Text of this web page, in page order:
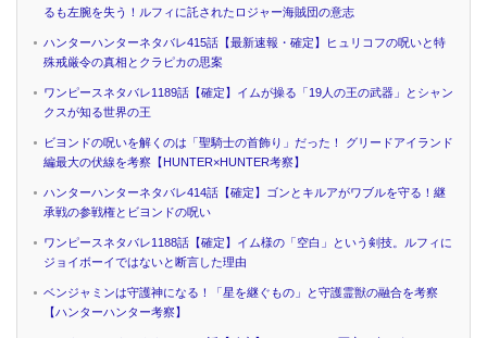
るも左腕を失う！ルフィに託されたロジャー海賊団の意志
ハンターハンターネタバレ415話【最新速報・確定】ヒュリコフの呪いと特
殊戒厳令の真相とクラピカの思案
ワンピースネタバレ1189話【確定】イムが操る「19人の王の武器」とシャン
クスが知る世界の王
ビヨンドの呪いを解くのは「聖騎士の首飾り」だった！ グリードアイランド
編最大の伏線を考察【HUNTER×HUNTER考察】
ハンターハンターネタバレ414話【確定】ゴンとキルアがワブルを守る！継
承戦の参戦権とビヨンドの呪い
ワンピースネタバレ1188話【確定】イム様の「空白」という剣技。ルフィに
ジョイボーイではないと断言した理由
ベンジャミンは守護神になる！「星を継ぐもの」と守護霊獣の融合を考察
【ハンターハンター考察】